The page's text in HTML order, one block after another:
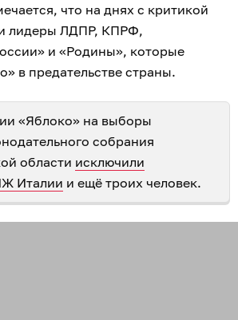
что на днях с критикой
лидеры ЛДПР, КПРФ,
и «Родины», которые
в предательстве страны.
«Яблоко» на выборы
собрания
области исключили
Италии и ещё троих человек.